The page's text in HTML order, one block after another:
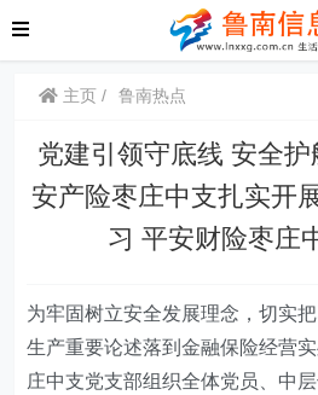
主页 鲁南热点
党建引领守底线 安全
安产险枣庄中支扎实开
习 平安财险枣庄
为牢固树立安全发展理念，切实
生产重要论述落到金融保险经营
庄中支党支部组织全体党员、中